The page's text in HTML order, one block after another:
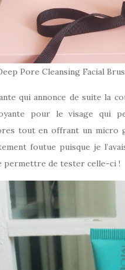
Pore Cleansing Facial
qui annonce de suite la
pour le visage qui
tout en offrant un micro
foutue puisque je
permettre de tester celle-ci !